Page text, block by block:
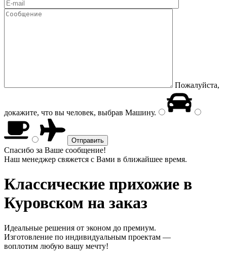
Пожалуйста,
докажите, что вы человек, выбрав Машину.
Спасибо за Ваше сообщение!
Наш менеджер свяжется с Вами в ближайшее время.
Классические прихожие в
Куровском на заказ
Идеальные решения от эконом до премиум.
Изготовление по индивидуальным проектам —
воплотим любую вашу мечту!